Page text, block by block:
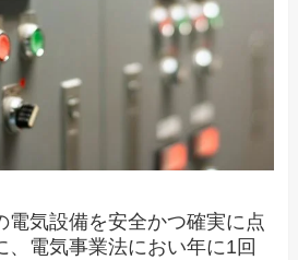
電気設備を安全かつ確実に点
、電気事業法におい年に1回